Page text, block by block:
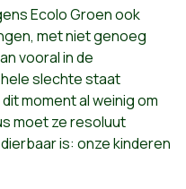
Ecolo Groen ook
met niet genoeg
vooral in de
slechte staat
moment al weinig om
moet ze resoluut
is: onze kinderen